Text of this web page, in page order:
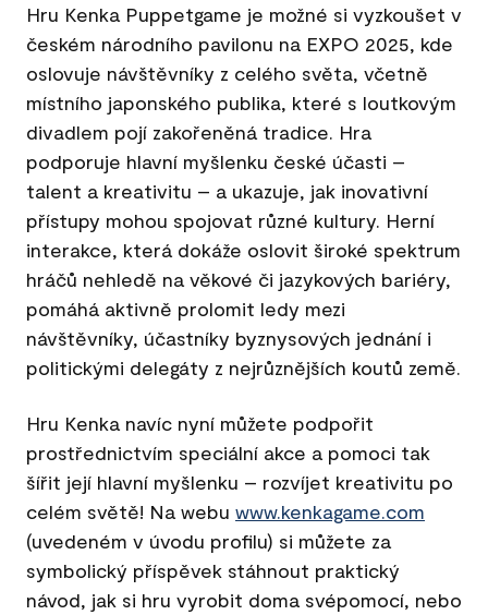
Hru Kenka Puppetgame je možné si vyzkoušet v
českém národního pavilonu na EXPO 2025, kde
oslovuje návštěvníky z celého světa, včetně
místního japonského publika, které s loutkovým
divadlem pojí zakořeněná tradice. Hra
podporuje hlavní myšlenku české účasti –
talent a kreativitu – a ukazuje, jak inovativní
přístupy mohou spojovat různé kultury. Herní
interakce, která dokáže oslovit široké spektrum
hráčů nehledě na věkové či jazykových bariéry,
pomáhá aktivně prolomit ledy mezi
návštěvníky, účastníky byznysových jednání i
politickými delegáty z nejrůznějších koutů země.
Hru Kenka navíc nyní můžete podpořit
prostřednictvím speciální akce a pomoci tak
šířit její hlavní myšlenku – rozvíjet kreativitu po
celém světě! Na webu www.kenkagame.com
(uvedeném v úvodu profilu) si můžete za
symbolický příspěvek stáhnout praktický
návod, jak si hru vyrobit doma svépomocí, nebo